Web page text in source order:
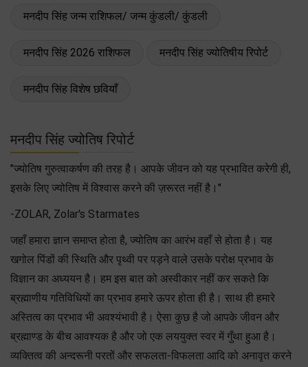
मनदीप सिंह जन्म राशिफल/ जन्म कुंडली/ कुंडली
मनदीप सिंह 2026 राशिफल मनदीप सिंह ज्योतिषीय रिपोर्ट
मनदीप सिंह विशेष छवियाँ
मनदीप सिंह ज्योतिष रिपोर्ट
"ज्योतिष गुरुत्वाकर्षण की तरह है। आपके जीवन को यह प्रभावित करेगी ही,
इसके लिए ज्योतिष में विश्वास करने की ज़रूरत नहीं है।"
-ZOLAR, Zolar's Starmates
जहाँ हमारा ज्ञान समाप्त होता है, ज्योतिष का आरंभ वहाँ से होता है। यह
खगोल पिंडों की स्थिति और पृथ्वी पर पड़ने वाले उसके परोक्ष प्रभाव के
विज्ञान का अध्ययन है। हम इस बात को अस्वीकार नहीं कर सकते कि
ब्रह्माणीय गतिविधियों का प्रभाव हमारे ऊपर होता ही है। साथ ही हमारे
अस्तित्व का प्रभाव भी अवश्यंभावी है। ऐसा कुछ है जो आपके जीवन और
ब्रह्माण्ड के बीच आवश्यक है और जो एक लययुक्त स्वर में गुँथा हुआ है।
व्यक्तित्व की अन्दरूनी परतों और सफलता-विफलता आदि को अनावृत करने